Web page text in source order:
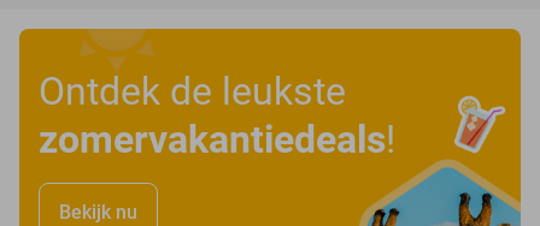
Ontdek de leukste
zomervakantiedeals!
Bekijk nu